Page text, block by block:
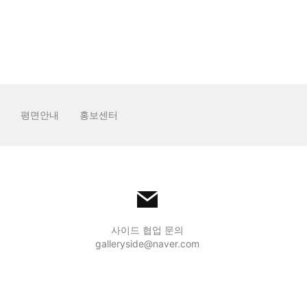
평면안내 홍보센터
사이드 협업 문의
galleryside@naver.com